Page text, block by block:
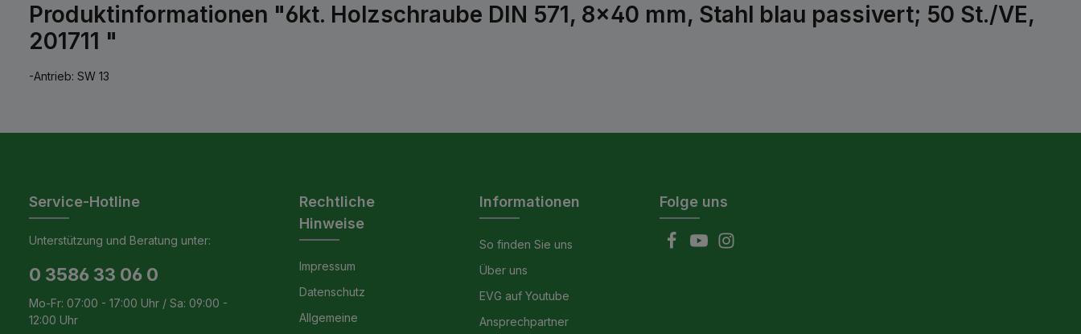
Produktinformationen "6kt. Holzschraube DIN 571, 8x40 mm, Stahl blau passivert; 50 St./VE,
201711 "
-Antrieb: SW 13
Service-Hotline
Unterstützung und Beratung unter:
0 3586 33 06 0
Mo-Fr: 07:00 - 17:00 Uhr / Sa: 09:00 -
12:00 Uhr
Rechtliche
Hinweise
Impressum
Datenschutz
Allgemeine
Informationen
So finden Sie uns
Über uns
EVG auf Youtube
Ansprechpartner
Folge uns